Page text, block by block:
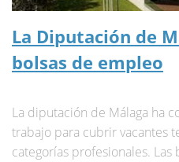
La Diputación de
bolsas de empleo
La diputación de Málaga ha
trabajo para cubrir vacantes
categorías profesionales. Las